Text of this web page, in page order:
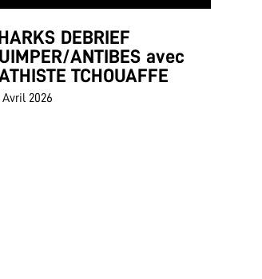
DEBRIEF
ANTIBES avec
TCHOUAFFE
Avril 2026